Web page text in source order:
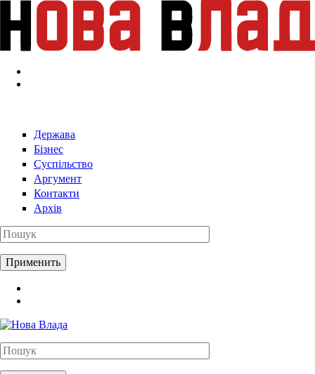
Перейти к основному содержанию
Держава
Бізнес
Суспільство
Аргумент
Контакти
Архів